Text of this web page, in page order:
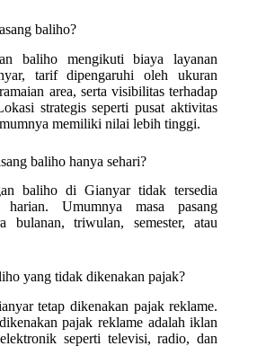
baliho?
baliho mengikuti biaya layanan
tarif dipengaruhi oleh ukuran
area, serta visibilitas terhadap
strategis seperti pusat aktivitas
memiliki nilai lebih tinggi.
baliho hanya sehari?
baliho di Gianyar tidak tersedia
harian. Umumnya masa pasang
bulanan, triwulan, semester, atau
yang tidak dikenakan pajak?
tetap dikenakan pajak reklame.
pajak reklame adalah iklan
seperti televisi, radio, dan